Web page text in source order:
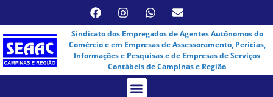
Sindicato dos Empregados de Agentes Autônomos do
Comércio e em Empresas de Assessoramento, Perícias,
Informações e Pesquisas e de Empresas de Serviços
Contábeis de Campinas e Região